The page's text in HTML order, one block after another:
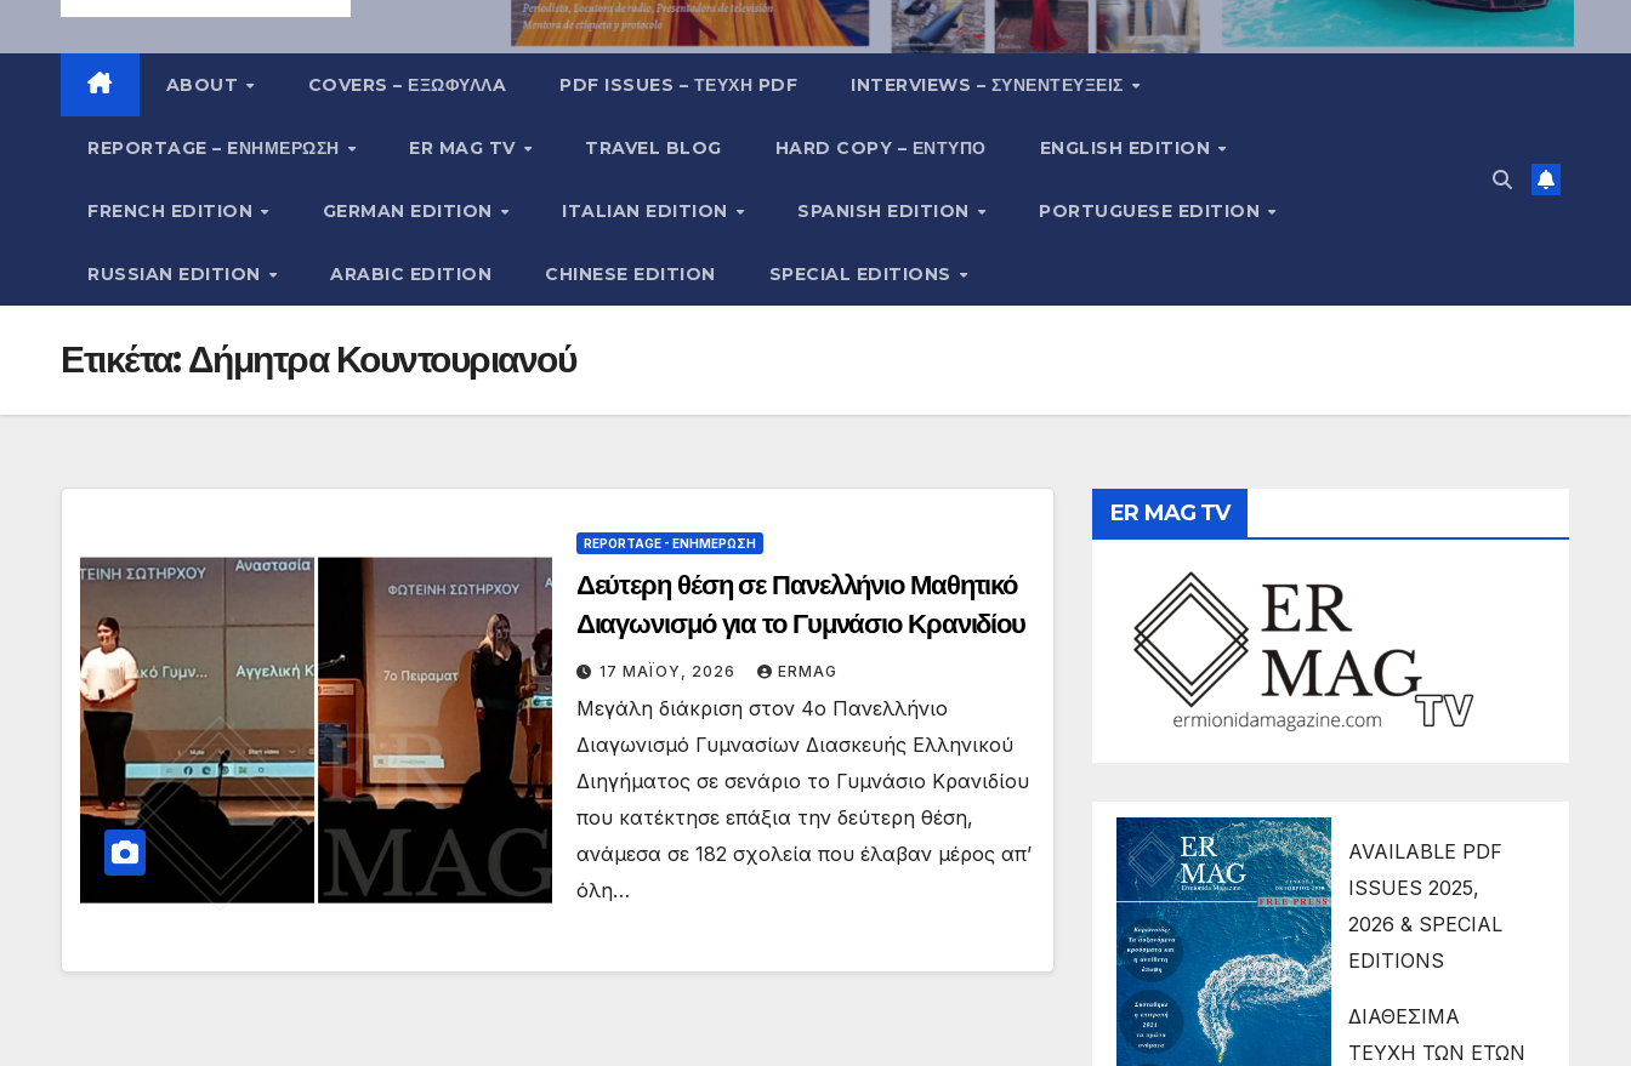
ABOUT COVERS – ΕΞΩΦΥΛΛA PDF ISSUES – ΤΕΎΧΗ PDF INTERVIEWS – ΣΥΝΕΝΤΕΎΞΕΙΣ
REPORTAGE – EΝΗΜΈΡΩΣΗ ER MAG TV TRAVEL BLOG HARD COPY – ΈΝΤΥΠΟ ENGLISH EDITION
FRENCH EDITION GERMAN EDITION ITALIAN EDITION SPANISH EDITION PORTUGUESE EDITION
RUSSIAN EDITION ARABIC EDITION CHINESE EDITION SPECIAL EDITIONS
Ετικέτα:Δήμητρα Κουντουριανού
REPORTAGE - EΝΗΜΈΡΩΣΗ
Δεύτερη θέση σε Πανελλήνιο Μαθητικό
Διαγωνισμό για το Γυμνάσιο Κρανιδίου
17 ΜΑΪ́ΟΥ, 2026 ERMAG
Μεγάλη διάκριση στον 4ο Πανελλήνιο
Διαγωνισμό Γυμνασίων Διασκευής Ελληνικού
Διηγήματος σε σενάριο το Γυμνάσιο Κρανιδίου
που κατέκτησε επάξια την δεύτερη θέση,
ανάμεσα σε 182 σχολεία που έλαβαν μέρος απ’
όλη…
ER MAG TV
AVAILABLE PDF
ISSUES 2025,
2026 & SPECIAL
EDITIONS
ΔΙΑΘΕΣΙΜΑ
ΤΕΥΧΗ ΤΩΝ ΕΤΩΝ